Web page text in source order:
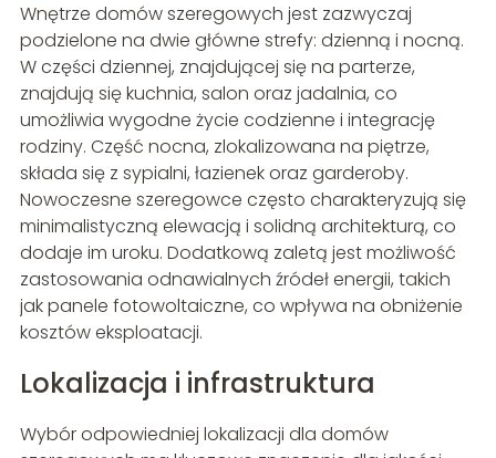
Wnętrze domów szeregowych jest zazwyczaj
podzielone na dwie główne strefy: dzienną i nocną.
W części dziennej, znajdującej się na parterze,
znajdują się kuchnia, salon oraz jadalnia, co
umożliwia wygodne życie codzienne i integrację
rodziny. Część nocna, zlokalizowana na piętrze,
składa się z sypialni, łazienek oraz garderoby.
Nowoczesne szeregowce często charakteryzują się
minimalistyczną elewacją i solidną architekturą, co
dodaje im uroku. Dodatkową zaletą jest możliwość
zastosowania odnawialnych źródeł energii, takich
jak panele fotowoltaiczne, co wpływa na obniżenie
kosztów eksploatacji.
Lokalizacja i infrastruktura
Wybór odpowiedniej lokalizacji dla domów